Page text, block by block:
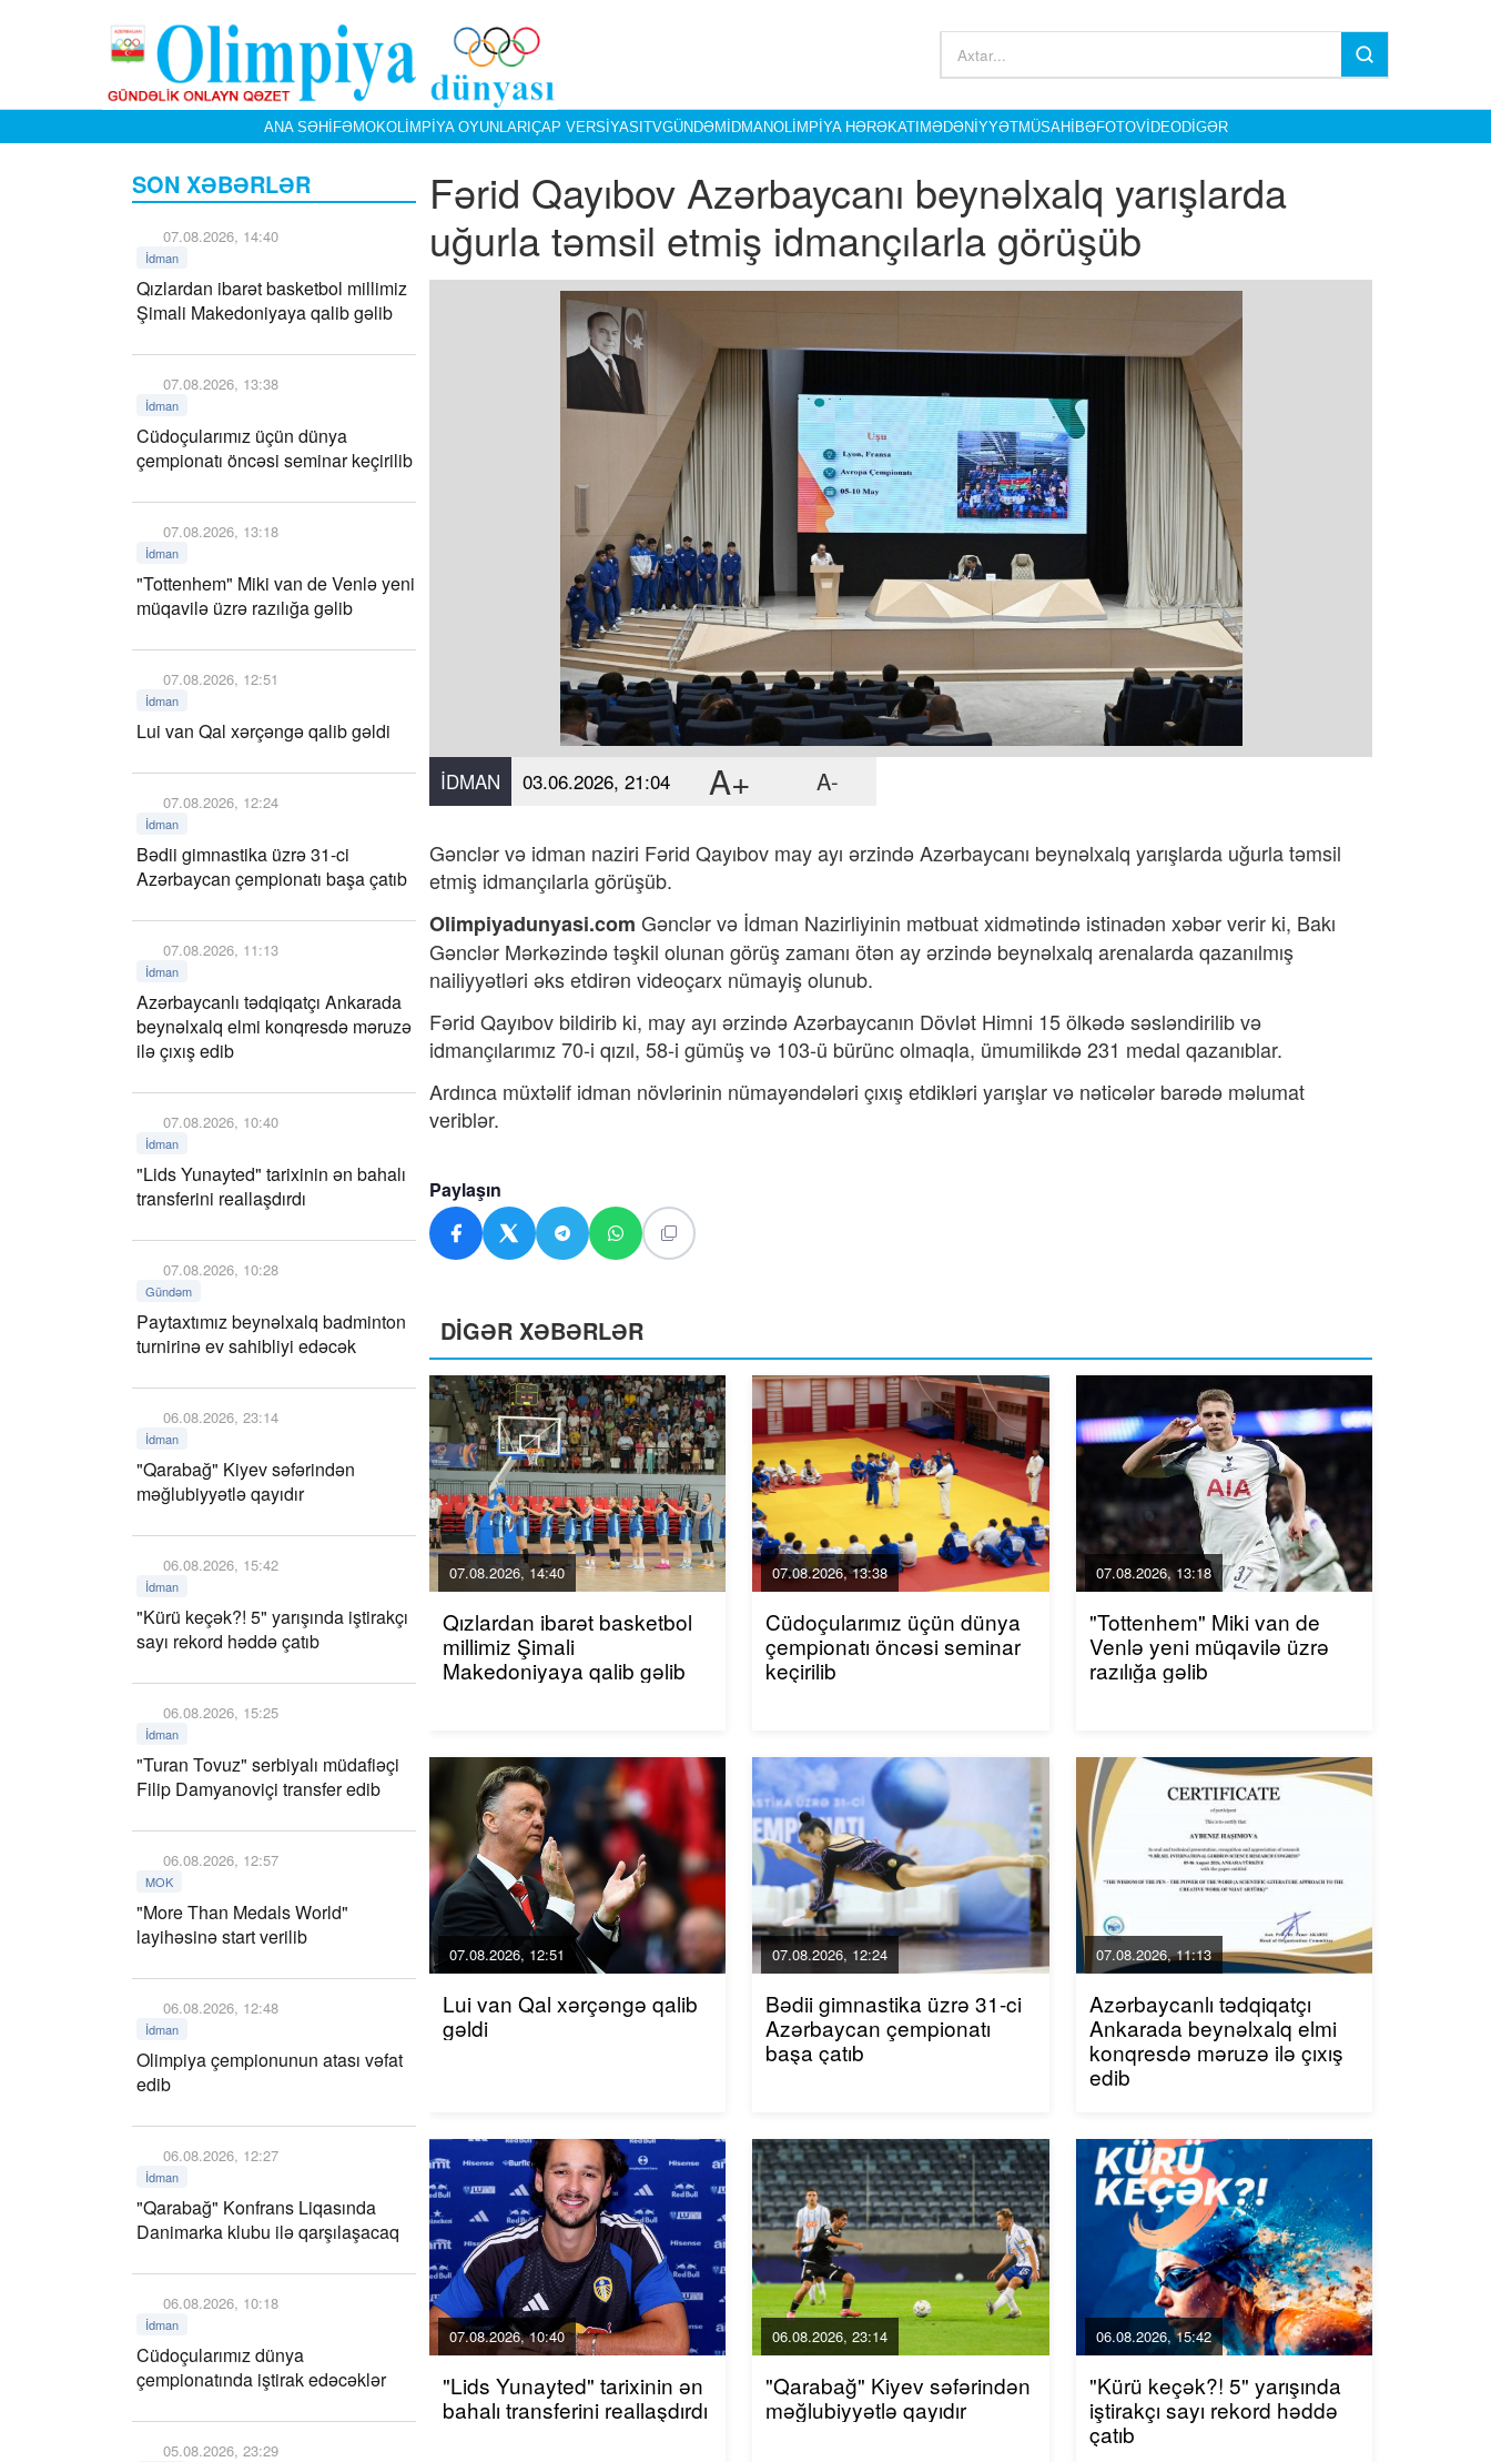
ANA SƏHIFƏMOKOLIMPIYA OYUNLARIÇAP VERSIYASITVGÜNDƏMİDMANOLIMPIYA HƏRƏKATIMƏDƏNIYYƏTMÜSAHIBƏFOTOVIDEODIGƏR
SON XƏBƏRLƏR
07.08.2026, 14:40
İdman
Qızlardan ibarət basketbol millimiz
Şimali Makedoniyaya qalib gəlib
07.08.2026, 13:38
İdman
Cüdoçularımız üçün dünya
çempionatı öncəsi seminar keçirilib
07.08.2026, 13:18
İdman
"Tottenhem" Miki van de Venlə yeni
müqavilə üzrə razılığa gəlib
07.08.2026, 12:51
İdman
Lui van Qal xərçəngə qalib gəldi
07.08.2026, 12:24
İdman
Bədii gimnastika üzrə 31-ci
Azərbaycan çempionatı başa çatıb
07.08.2026, 11:13
İdman
Azərbaycanlı tədqiqatçı Ankarada
beynəlxalq elmi konqresdə məruzə
ilə çıxış edib
07.08.2026, 10:40
İdman
"Lids Yunayted" tarixinin ən bahalı
transferini reallaşdırdı
07.08.2026, 10:28
Gündəm
Paytaxtımız beynəlxalq badminton
turnirinə ev sahibliyi edəcək
06.08.2026, 23:14
İdman
"Qarabağ" Kiyev səfərindən
məğlubiyyətlə qayıdır
06.08.2026, 15:42
İdman
"Kürü keçək?! 5" yarışında iştirakçı
sayı rekord həddə çatıb
06.08.2026, 15:25
İdman
"Turan Tovuz" serbiyalı müdafiəçi
Filip Damyanoviçi transfer edib
06.08.2026, 12:57
MOK
"More Than Medals World"
layihəsinə start verilib
06.08.2026, 12:48
İdman
Olimpiya çempionunun atası vəfat
edib
06.08.2026, 12:27
İdman
"Qarabağ" Konfrans Liqasında
Danimarka klubu ilə qarşılaşacaq
06.08.2026, 10:18
İdman
Cüdoçularımız dünya
çempionatında iştirak edəcəklər
05.08.2026, 23:29
Fərid Qayıbov Azərbaycanı beynəlxalq yarışlarda
uğurla təmsil etmiş idmançılarla görüşüb
İDMAN 03.06.2026, 21:04 A+ A-
Gənclər və idman naziri Fərid Qayıbov may ayı ərzində Azərbaycanı beynəlxalq yarışlarda uğurla təmsil
etmiş idmançılarla görüşüb.
Olimpiyadunyasi.com Gənclər və İdman Nazirliyinin mətbuat xidmətində istinadən xəbər verir ki, Bakı
Gənclər Mərkəzində təşkil olunan görüş zamanı ötən ay ərzində beynəlxalq arenalarda qazanılmış
nailiyyətləri əks etdirən videoçarx nümayiş olunub.
Fərid Qayıbov bildirib ki, may ayı ərzində Azərbaycanın Dövlət Himni 15 ölkədə səsləndirilib və
idmançılarımız 70-i qızıl, 58-i gümüş və 103-ü bürünc olmaqla, ümumilikdə 231 medal qazanıblar.
Ardınca müxtəlif idman növlərinin nümayəndələri çıxış etdikləri yarışlar və nəticələr barədə məlumat
veriblər.
Paylaşın
DİGƏR XƏBƏRLƏR
07.08.2026, 14:40
Qızlardan ibarət basketbol
millimiz Şimali
Makedoniyaya qalib gəlib
07.08.2026, 13:38
Cüdoçularımız üçün dünya
çempionatı öncəsi seminar
keçirilib
07.08.2026, 13:18
"Tottenhem" Miki van de
Venlə yeni müqavilə üzrə
razılığa gəlib
07.08.2026, 12:51
Lui van Qal xərçəngə qalib
gəldi
07.08.2026, 12:24
Bədii gimnastika üzrə 31-ci
Azərbaycan çempionatı
başa çatıb
07.08.2026, 11:13
Azərbaycanlı tədqiqatçı
Ankarada beynəlxalq elmi
konqresdə məruzə ilə çıxış
edib
07.08.2026, 10:40
"Lids Yunayted" tarixinin ən
bahalı transferini reallaşdırdı
06.08.2026, 23:14
"Qarabağ" Kiyev səfərindən
məğlubiyyətlə qayıdır
06.08.2026, 15:42
"Kürü keçək?! 5" yarışında
iştirakçı sayı rekord həddə
çatıb